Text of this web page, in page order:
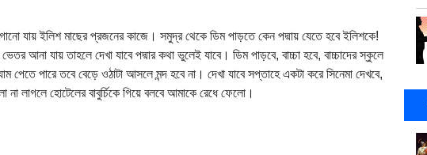
যায় ইলিশ মাছের প্রজনের কাজে। সমুদ্র থেকে ডিম পাড়তে কেন পদ্মায় যেতে হবে ইলিশকে!
আনা যায় তাহলে দেখা যাবে পদ্মার কথা ভুলেই যাবে। ডিম পাড়বে, বাচ্চা হবে, বাচ্চাদের স্কুলে
পেতে পারে তবে বেড়ে ওঠাটা আসলে মন্দ হবে না। দেখা যাবে সপ্তাহে একটা করে সিনেমা দেখবে,
না লাগলে হোটেলের বাবুর্চিকে গিয়ে বলবে আমাকে রেধে ফেলো।